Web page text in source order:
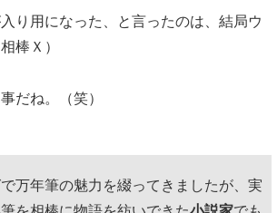
入り用になった、と言ったのは、結局ウ
棒Ｘ）
だね。（笑）
万年筆の魅力を綴ってきましたが、実